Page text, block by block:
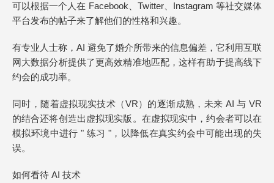
可以根据一个人在 Facebook、Twitter、Instagram 等社交媒体
平台发布的帖子来了解他们的性格和兴趣。
有专业人士称，AI 避免了婚介所带来的信息偏差，它利用互联
网大数据分析提供了更高效精准地匹配，这样有助于提高线下
约会的成功率。
同时，随着虚拟现实技术（VR）的逐渐成熟，未来 AI 与 VR
的结合还将创造出虚拟现实版。在虚拟现实中，约会者可以在
模拟环境中进行 " 练习 "，以降低在真实约会中可能出现的失
误。
如何看待 AI 技术